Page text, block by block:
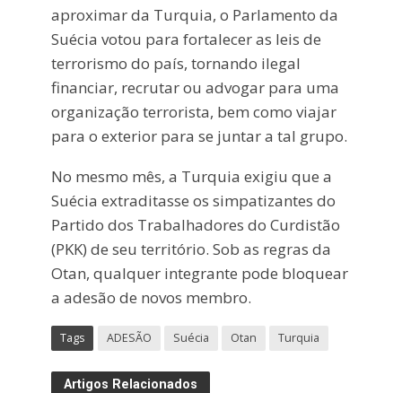
aproximar da Turquia, o Parlamento da
Suécia votou para fortalecer as leis de
terrorismo do país, tornando ilegal
financiar, recrutar ou advogar para uma
organização terrorista, bem como viajar
para o exterior para se juntar a tal grupo.
No mesmo mês, a Turquia exigiu que a
Suécia extraditasse os simpatizantes do
Partido dos Trabalhadores do Curdistão
(PKK) de seu território. Sob as regras da
Otan, qualquer integrante pode bloquear
a adesão de novos membro.
Tags ADESÃO Suécia Otan Turquia
Artigos Relacionados